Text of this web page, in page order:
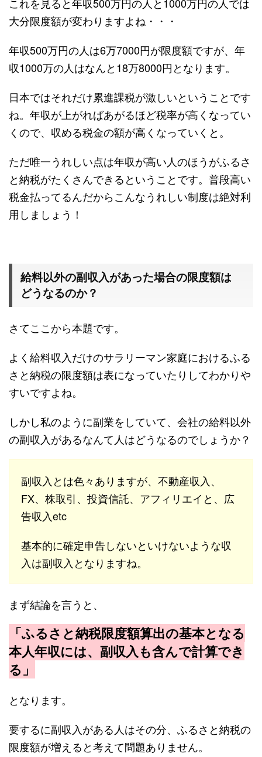
これを見ると年収500万円の人と1000万円の人では
大分限度額が変わりますよね・・・
年収500万円の人は6万7000円が限度額ですが、年
収1000万の人はなんと18万8000円となります。
日本ではそれだけ累進課税が激しいということです
ね。年収が上がればあがるほど税率が高くなってい
くので、収める税金の額が高くなっていくと。
ただ唯一うれしい点は年収が高い人のほうがふるさ
と納税がたくさんできるということです。普段高い
税金払ってるんだからこんなうれしい制度は絶対利
用しましょう！
給料以外の副収入があった場合の限度額は
どうなるのか？
さてここから本題です。
よく給料収入だけのサラリーマン家庭におけるふる
さと納税の限度額は表になっていたりしてわかりや
すいですよね。
しかし私のように副業をしていて、会社の給料以外
の副収入があるなんて人はどうなるのでしょうか？
副収入とは色々ありますが、不動産収入、
FX、株取引、投資信託、アフィリエイと、広
告収入etc
基本的に確定申告しないといけないような収
入は副収入となりますね。
まず結論を言うと、
「ふるさと納税限度額算出の基本となる
本人年収には、副収入も含んで計算でき
る」
となります。
要するに副収入がある人はその分、ふるさと納税の
限度額が増えると考えて問題ありません。